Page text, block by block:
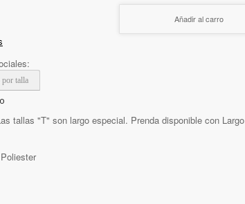
Añadir al carro
por talla
tallas "T" son largo especial. Prenda disponible con Largo